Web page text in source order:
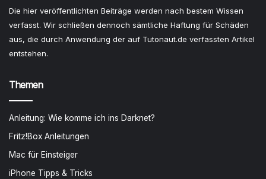
Die hier veröffentlichten Beiträge werden nach bestem Wissen
verfasst. Wir schließen dennoch sämtliche Haftung für Schäden
aus, die durch Anwendung der auf Tutonaut.de verfassten Artikel
entstehen.
Themen
Anleitung: Wie komme ich ins Darknet?
Fritz!Box Anleitungen
Mac für Einsteiger
iPhone Tipps & Tricks